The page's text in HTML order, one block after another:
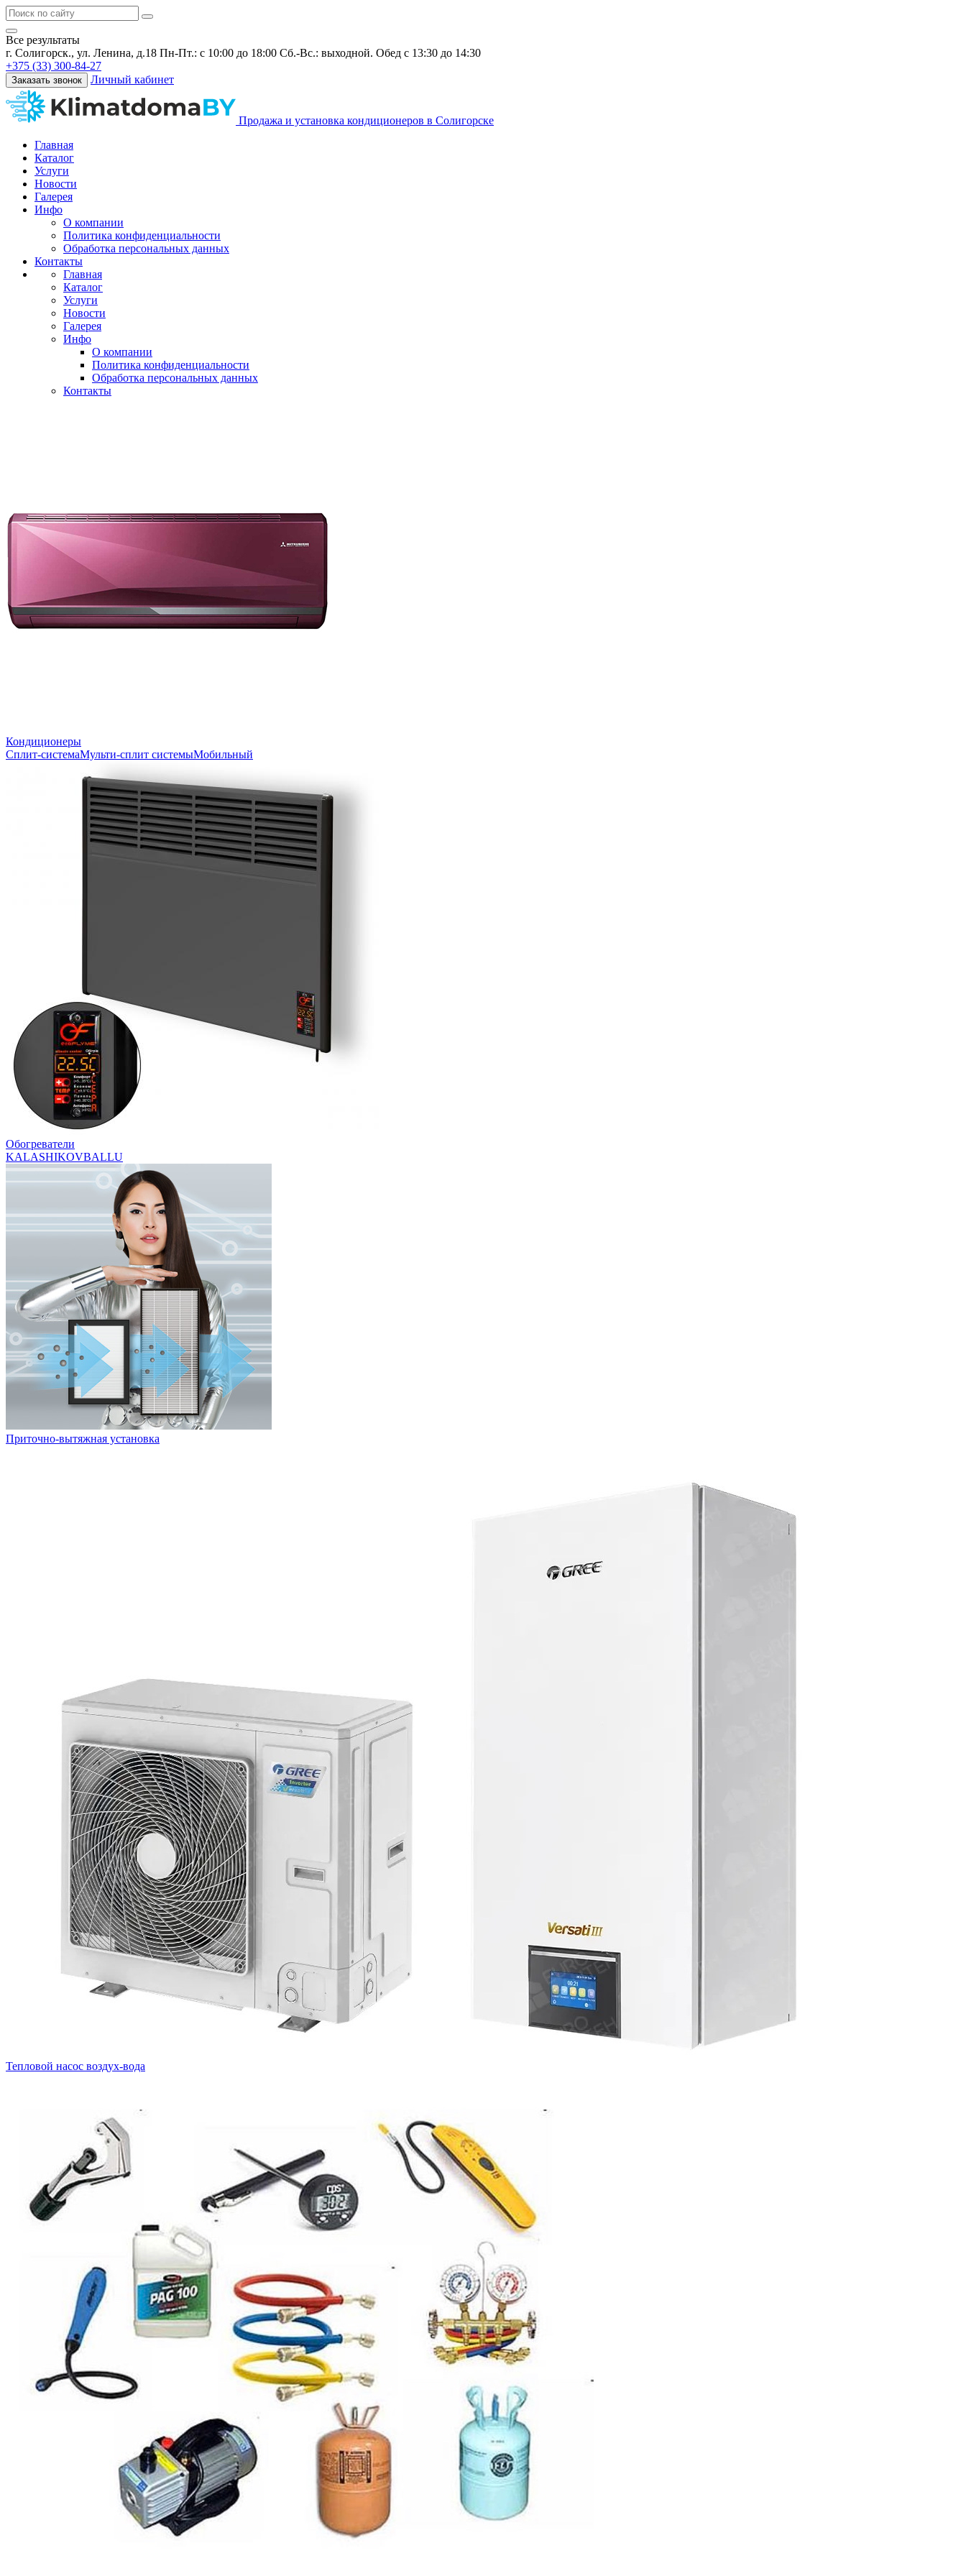
Все результаты
г. Солигорск., ул. Ленина, д.18 Пн-Пт.: с 10:00 до 18:00 Сб.-Вс.: выходной. Обед с 13:30 до 14:30
+375 (33) 300-84-27
Заказать звонок Личный кабинет
Продажа и установка кондиционеров в Солигорске
Главная
Каталог
Услуги
Новости
Галерея
Инфо
О компании
Политика конфиденциальности
Обработка персональных данных
Контакты
Главная
Каталог
Услуги
Новости
Галерея
Инфо
О компании
Политика конфиденциальности
Обработка персональных данных
Контакты
Кондиционеры
Сплит-системаМульти-сплит системыМобильный
Обогреватели
KALASHIKOVBALLU
Приточно-вытяжная установка
Тепловой насос воздух-вода